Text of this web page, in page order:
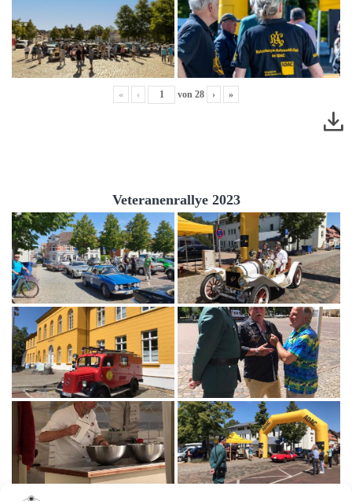
« ‹ von 28 › »
Veteranenrallye 2023